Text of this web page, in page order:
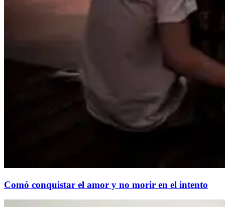
Comó conquistar el amor y no morir en el intento